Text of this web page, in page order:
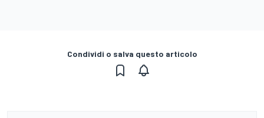
Condividi o salva questo articolo